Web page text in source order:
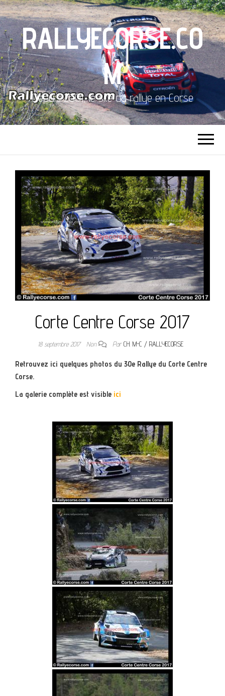
RALLYECORSE.CO
M
Depuis 2001, le site du rallye en Corse
Corte Centre Corse 2017
18 septembre 2017 Non ParCH. M-C / RALLYECORSE
Retrouvez ici quelques photos du 30e Rallye du Corte Centre
Corse.
La galerie complète est visible ici